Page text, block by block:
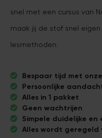
snel met een cursus van
maak jij de stof snel
lesmethoden.
Bespaar tijd met
Persoonlijke
Alles in 1 pakket
Geen wachtrijen
Simpele duidelijke
Alles wordt geregeld